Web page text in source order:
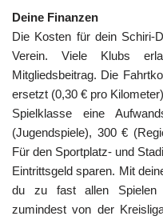
Deine Finanzen
Die Kosten für dein Schiri-
Verein. Viele Klubs
Mitgliedsbeitrag. Die
ersetzt (0,30 € pro
Spielklasse eine
(Jugendspiele), 300 €
Für den Sportplatz- und
Eintrittsgeld sparen. Mit
du zu fast allen Spielen
zumindest von der